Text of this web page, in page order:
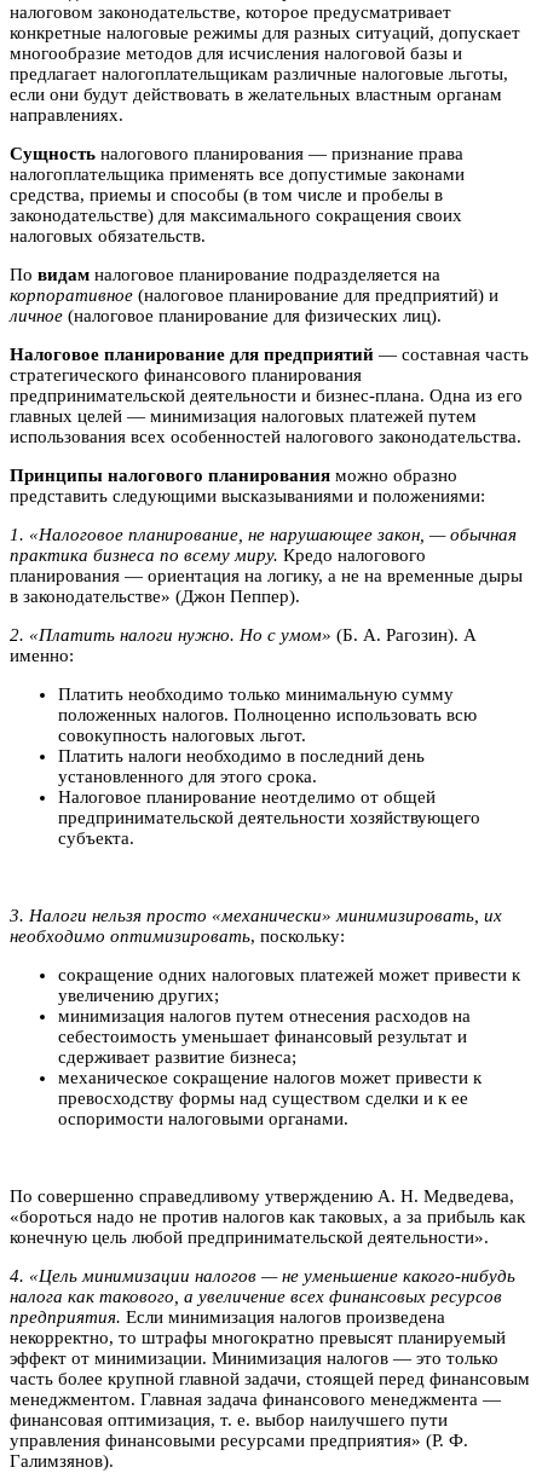
налоговом законодательстве, которое предусматривает
конкретные налоговые режимы для разных ситуаций, допускает
многообразие методов для исчисления налоговой базы и
предлагает налогоплательщикам различные налоговые льготы,
если они будут действовать в желательных властным органам
направлениях.
Сущность налогового планирования — признание права
налогоплательщика применять все допустимые законами
средства, приемы и способы (в том числе и пробелы в
законодательстве) для максимального сокращения своих
налоговых обязательств.
По видам налоговое планирование подразделяется на
корпоративное (налоговое планирование для предприятий) и
личное (налоговое планирование для физических лиц).
Налоговое планирование для предприятий — составная часть
стратегического финансового планирования
предпринимательской деятельности и бизнес-плана. Одна из его
главных целей — минимизация налоговых платежей путем
использования всех особенностей налогового законодательства.
Принципы налогового планирования можно образно
представить следующими высказываниями и положениями:
1. «Налоговое планирование, не нарушающее закон, — обычная
практика бизнеса по всему миру. Кредо налогового
планирования — ориентация на логику, а не на временные дыры
в законодательстве» (Джон Пеппер).
2. «Платить налоги нужно. Но с умом» (Б. А. Рагозин). А
именно:
Платить необходимо только минимальную сумму
положенных налогов. Полноценно использовать всю
совокупность налоговых льгот.
Платить налоги необходимо в последний день
установленного для этого срока.
Налоговое планирование неотделимо от общей
предпринимательской деятельности хозяйствующего
субъекта.
3. Налоги нельзя просто «механически» минимизировать, их
необходимо оптимизировать, поскольку:
сокращение одних налоговых платежей может привести к
увеличению других;
минимизация налогов путем отнесения расходов на
себестоимость уменьшает финансовый результат и
сдерживает развитие бизнеса;
механическое сокращение налогов может привести к
превосходству формы над существом сделки и к ее
оспоримости налоговыми органами.
По совершенно справедливому утверждению А. Н. Медведева,
«бороться надо не против налогов как таковых, а за прибыль как
конечную цель любой предпринимательской деятельности».
4. «Цель минимизации налогов — не уменьшение какого-нибудь
налога как такового, а увеличение всех финансовых ресурсов
предприятия. Если минимизация налогов произведена
некорректно, то штрафы многократно превысят планируемый
эффект от минимизации. Минимизация налогов — это только
часть более крупной главной задачи, стоящей перед финансовым
менеджментом. Главная задача финансового менеджмента —
финансовая оптимизация, т. е. выбор наилучшего пути
управления финансовыми ресурсами предприятия» (Р. Ф.
Галимзянов).